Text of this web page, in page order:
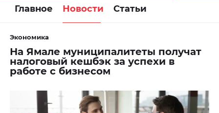
Главное Новости Статьи
Экономика
На Ямале муниципалитеты получат
налоговый кешбэк за успехи в
работе с бизнесом